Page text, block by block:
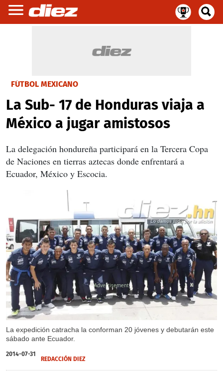
FÚTBOL MEXICANO
La Sub- 17 de Honduras viaja a
México a jugar amistosos
La delegación hondureña participará en la Tercera Copa
de Naciones en tierras aztecas donde enfrentará a
Ecuador, México y Escocia.
La expedición catracha la conforman 20 jóvenes y debutarán este
sábado ante Ecuador.
X
2014-07-31
REDACCIÓN DIEZ